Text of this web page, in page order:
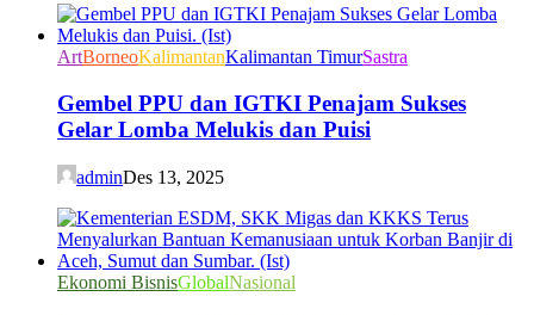
ArtBorneoKalimantanKalimantan TimurSastra
Gembel PPU dan IGTKI Penajam Sukses
Gelar Lomba Melukis dan Puisi
adminDes 13, 2025
Ekonomi BisnisGlobalNasional